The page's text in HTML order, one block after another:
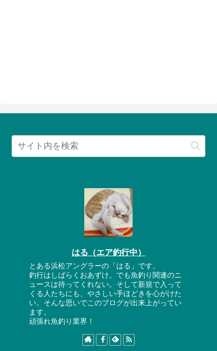
はる（エア釣行中）
とある浜松アングラーの「はる」です。
釣行はしばらくおあずけ。でも魚釣り関連のニ
ュースは待ってくれない。そして新規で入って
くる人たちにも、やさしい手ほどきを心がけた
い。そんな思いでこのブログが出来上がってい
ます。
頑張れ魚釣り業界！